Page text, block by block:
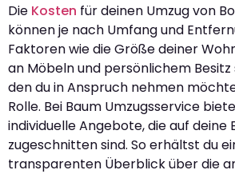
Die Kosten für deinen Umzug von
können je nach Umfang und
Faktoren wie die Größe deiner
an Möbeln und persönlichem Besitz
den du in Anspruch nehmen
Rolle. Bei Baum Umzugsservice
individuelle Angebote, die auf deine
zugeschnitten sind. So erhältst du
transparenten Überblick über die